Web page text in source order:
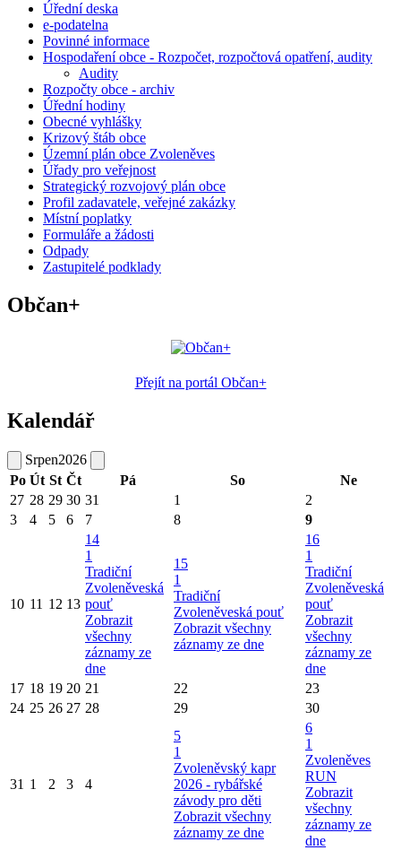
Úřední deska
e-podatelna
Povinné informace
Hospodaření obce - Rozpočet, rozpočtová opatření, audity
Audity
Rozpočty obce - archiv
Úřední hodiny
Obecné vyhlášky
Krizový štáb obce
Územní plán obce Zvoleněves
Úřady pro veřejnost
Strategický rozvojový plán obce
Profil zadavatele, veřejné zakázky
Místní poplatky
Formuláře a žádosti
Odpady
Zastupitelé podklady
Občan+
Přejít na portál Občan+
Kalendář
Srpen2026
Po Út St Čt Pá So
Ne
27 28 29 30 31 1
2
3
4 5 6 7 8 9
10 11 12 13
14
1
Tradiční
Zvoleněveská
pouť
Zobrazit
všechny
záznamy ze
dne
15
1
Tradiční
Zvoleněveská pouť
Zobrazit všechny
záznamy ze dne
16
1
Tradiční
Zvoleněveská
pouť
Zobrazit
všechny
záznamy ze
dne
17 18 19 20 21 22
23
24 25 26 27 28 29 30
31 1 2 3 4
5
1
Zvoleněvský kapr
2026 - rybářské
závody pro děti
Zobrazit všechny
záznamy ze dne
6
1
Zvoleněves
RUN
Zobrazit
všechny
záznamy ze
dne